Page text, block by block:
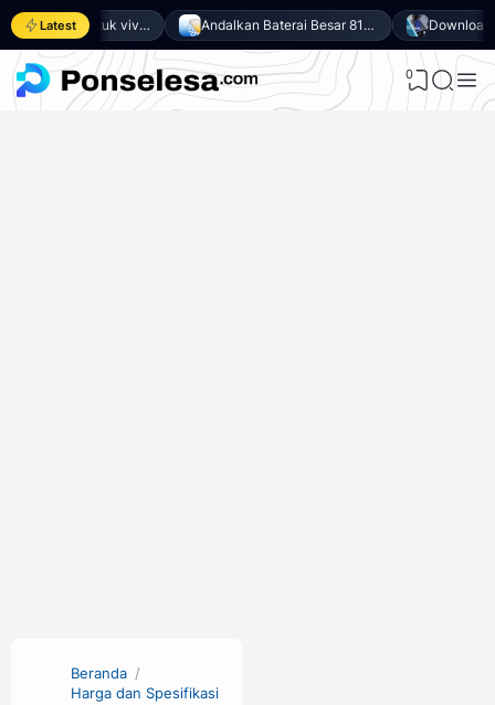
Latest Download GCam untuk vivo Y500 (GCam APK 9.6 & LMC 8.4) Andalkan Baterai Besar 8100mAh dan SoC Unisoc T7300, Ini dia 10 Keunggulan vivo Y500 4G
0
Beranda
Harga dan Spesifikasi